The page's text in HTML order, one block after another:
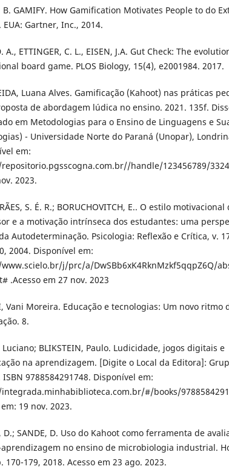
B. GAMIFY. How Gamification Motivates People to do
EUA: Gartner, Inc., 2014.
A., ETTINGER, C. L., EISEN, J.A. Gut Check: The
board game. PLOS Biology, 15(4), e2001984. 2017.
Luana Alves. Gamificação (Kahoot) nas práticas
de abordagem lúdica no ensino. 2021. 135f.
em Metodologias para o Ensino de Linguagens e
- Universidade Norte do Paraná (Unopar),
em:
handle/123456789/
2023.
S. É. R.; BORUCHOVITCH, E.. O estilo motivacional
e a motivação intrínseca dos estudantes: uma
Autodeterminação. Psicologia: Reflexão e Crítica, v.
2004. Disponível em:
j/prc/a/DwSBb6xK4RknMzkf5qqpZ6Q/
.Acesso em 27 nov. 2023
Vani Moreira. Educação e tecnologias: Um novo ritmo
8.
Luciano; BLIKSTEIN, Paulo. Ludicidade, jogos digitais e
na aprendizagem. [Digite o Local da Editora]:
ISBN 9788584291748. Disponível em:
#/books/
19 nov. 2023.
D.; SANDE, D. Uso do Kahoot como ferramenta de
no ensino de microbiologia industrial.
170-179, 2018. Acesso em 23 ago. 2023.